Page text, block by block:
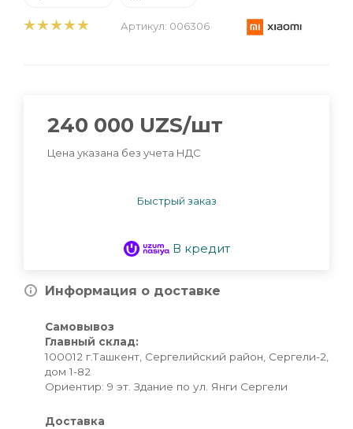
Артикул: 006306
240 000 UZS/шт
Цена указана без учета НДС
Быстрый заказ
В кредит
Информация о доставке
Самовывоз
Главный склад:
100012 г.Ташкент, Сергелийский район, Сергели-2,
дом 1-82
Ориентир: 9 эт. Здание по ул. Янги Сергели
Доставка